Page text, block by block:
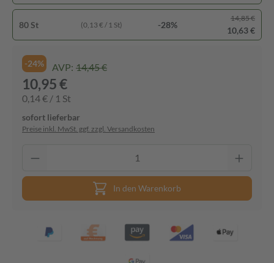
80 St (0,13 € / 1 St) -28%
14,85 €
10,63 €
-24% AVP: 14,45 €
10,95 €
0,14 € / 1 St
sofort lieferbar
Preise inkl. MwSt. ggf. zzgl. Versandkosten
In den Warenkorb